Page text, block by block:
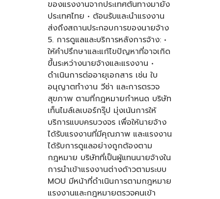
ของแรงงานจากประเทศต้นทางมายัง
ประเทศไทย • ต้อนรับและนำแรงงาน
ส่งถึงสถานประกอบการของนายจ้าง
5. การดูแลและบริการหลังการจ้าง: •
ให้คำปรึกษาและแก้ไขปัญหาที่อาจเกิด
ขึ้นระหว่างนายจ้างและแรงงาน •
ดำเนินการต่ออายุเอกสาร เช่น ใบ
อนุญาตทำงาน วีซ่า และการตรวจ
สุขภาพ ตามที่กฎหมายกำหนด บริษัท
เท็นไมล์เลเบอร์กรุ๊ป มุ่งเน้นการให้
บริการแบบครบวงจร เพื่อให้นายจ้าง
ได้รับแรงงานที่มีคุณภาพ และแรงงาน
ได้รับการดูแลอย่างถูกต้องตาม
กฎหมาย บริษัทที่เป็นผู้แทนนายจ้างใน
การนำเข้าแรงงานต่างด้าวตามระบบ
MOU มีหน้าที่ดำเนินการตามกฎหมาย
แรงงานและกฎหมายตรวจคนเข้า